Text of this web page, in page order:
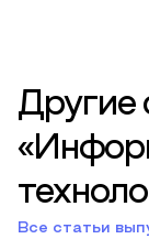
Другие
Все статьи